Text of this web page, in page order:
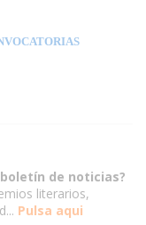
de noticias?
literarios,
Pulsa aqui